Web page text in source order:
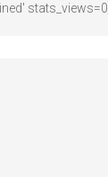
stats_views=0]